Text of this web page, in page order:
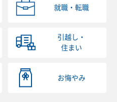
就職・転職
引越し・
住まい
お悔やみ